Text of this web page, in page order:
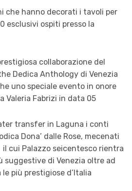
che hanno decorati i tavoli per
esclusivi ospiti presso la
collaborazione del
Dedica Anthology di Venezia
uno speciale evento in onore
Valeria Fabrizi in data 05
transfer in Laguna i conti
Dona’ dalle Rose, mecenati
il cui Palazzo seicentesco rientra
suggestive di Venezia oltre ad
le più prestigiose d’Italia